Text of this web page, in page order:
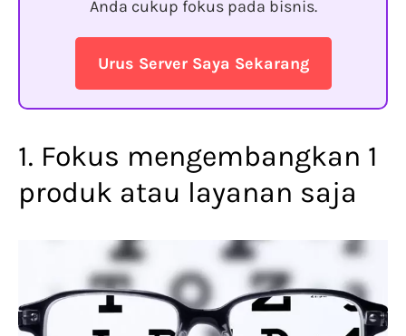
Anda cukup fokus pada bisnis.
Urus Server Saya Sekarang
1. Fokus mengembangkan 1
produk atau layanan saja